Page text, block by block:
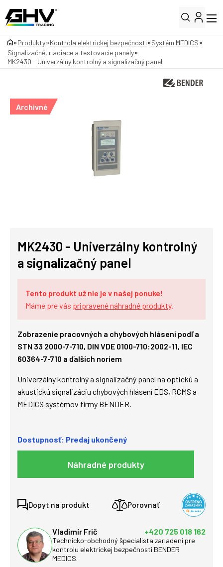
»Produkty»Kontrola elektrickej bezpečnosti»Systém MEDICS»
Signalizačné, riadiace a testovacie panely»
MK2430 - Univerzálny kontrolný a signalizačný panel
Archivné
MK2430 - Univerzálny kontrolný
a signalizačný panel
Tento produkt už nie je v našej ponuke!
Máme pre vás pripravené náhradné produkty.
Zobrazenie pracovných a chybových hlásení podľa
STN 33 2000-7-710, DIN VDE 0100-710:2002-11, IEC
60364-7-710 a ďalších noriem
Univerzálny kontrolný a signalizačný panel na optickú a
akustickú signalizáciu chybových hlásení EDS, RCMS a
MEDICS systémov firmy BENDER.
Dostupnosť: Predaj ukončený
Náhradné produkty
Dopyt na produkt Porovnať
Vladimír Frič +420 725 018 162
Technicko-obchodný špecialista zariadení pre
kontrolu elektrickej bezpečnosti BENDER
MEDICS.